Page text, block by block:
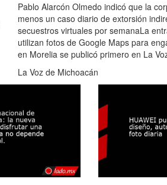
Pablo Alarcón Olmedo indicó que la
menos un caso diario de extorsión
secuestros virtuales por semanaLa
utilizan fotos de Google Maps para
en Morelia se publicó primero en La
La Voz de Michoacán